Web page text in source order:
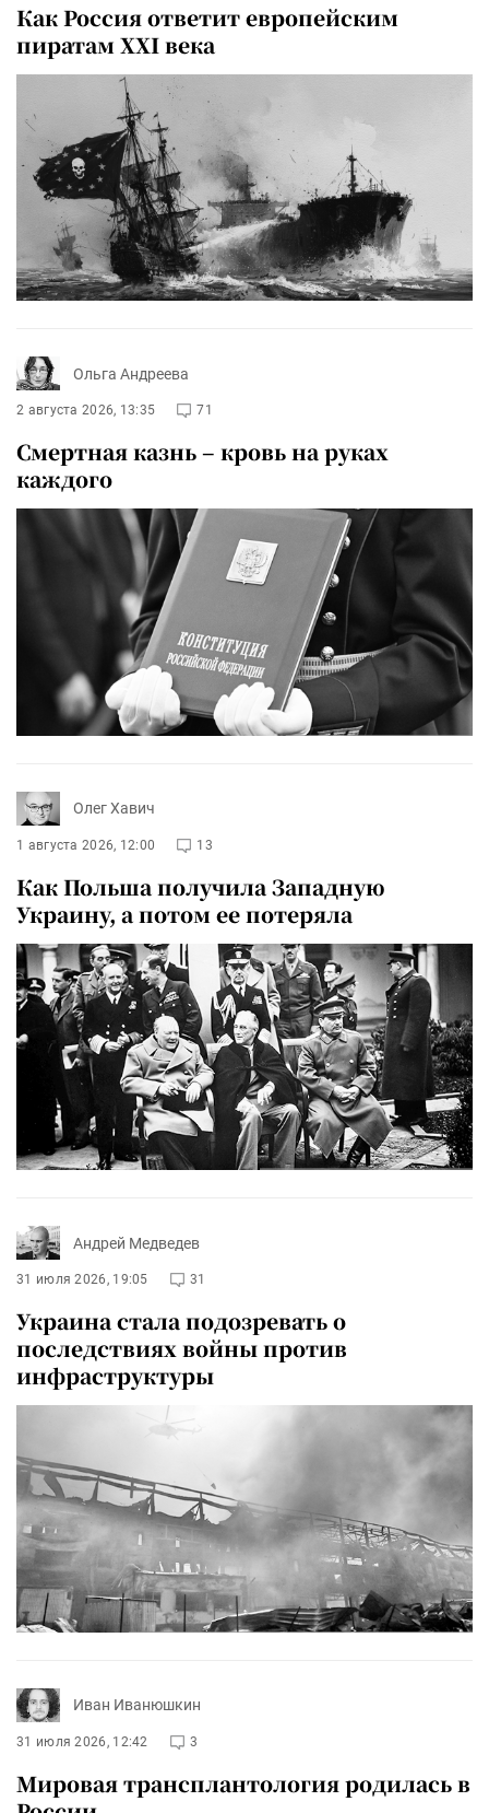
Как Россия ответит европейским
пиратам XXI века
Ольга Андреева
2 августа 2026, 13:35 71
Смертная казнь – кровь на руках
каждого
Олег Хавич
1 августа 2026, 12:00 13
Как Польша получила Западную
Украину, а потом ее потеряла
Андрей Медведев
31 июля 2026, 19:05 31
Украина стала подозревать о
последствиях войны против
инфраструктуры
Иван Иванюшкин
31 июля 2026, 12:42 3
Мировая трансплантология родилась в